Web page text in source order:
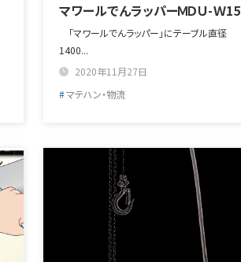
マワールでんラッパーＭＤＵ-Ｗ15
「マワールでんラッパー」にテーブル直径
1400...
2020年11月27日
マテハン・物流